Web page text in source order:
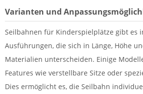
Varianten und
Seilbahnen für Kinderspielplätze gibt es
Ausführungen, die sich in Länge, Höhe
Materialien unterscheiden. Einige
Features wie verstellbare Sitze oder
Dies ermöglicht es, die Seilbahn